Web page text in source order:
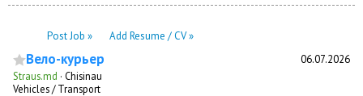
Post Job » Add Resume / CV »
Вело-курьер 06.07.2026
Straus.md · Chisinau
Vehicles / Transport